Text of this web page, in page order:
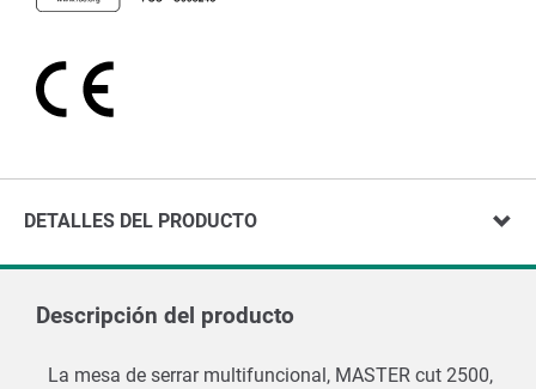
DETALLES DEL PRODUCTO
Descripción del producto
La mesa de serrar multifuncional, MASTER cut 2500,